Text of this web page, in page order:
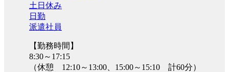
土日休み
日勤
派遣社員
【勤務時間】
8:30～17:15
（休憩 12:10～13:00、15:00～15:10 計60分）